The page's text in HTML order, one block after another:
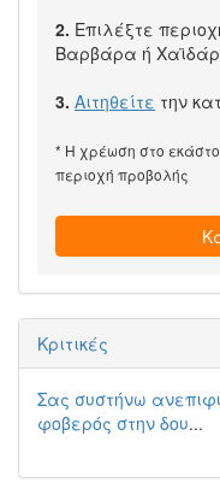
2. Επιλέξτε
Βαρβάρα ή
3. Αιτηθείτε την
* Η χρέωση στο
περιοχή προβολής
Κριτικές
Σας συστήνω
φοβερός στην δου...